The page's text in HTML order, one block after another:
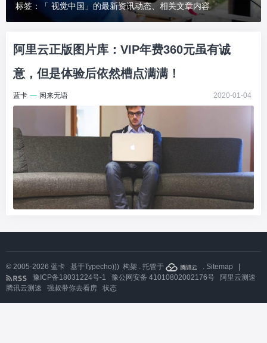
标签：「 视觉中国」的最新资讯动态、相关文章内容
阿里云正版图片库：VIP年费360元虽有诚
意，但是体验后依然槽点满满！
蓝卡 — 闲来无语 2020-01-04
© 2005-2026 蓝卡 基于Typecho))) 构架 . 托管于 . Sitemap
豫ICP备18031224号-1
豫公网安备 41010802002176号
阿里云测速
腾讯云测速
强叔带你去看房 状态